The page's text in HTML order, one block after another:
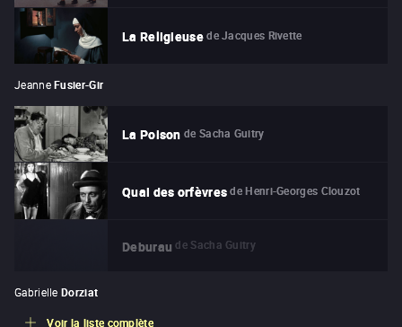
La Religieuse de Jacques Rivette
Jeanne Fusier-Gir
La Poison de Sacha Guitry
Quai des orfèvres de Henri-Georges Clouzot
Deburau de Sacha Guitry
Gabrielle Dorziat
Voir la liste complète